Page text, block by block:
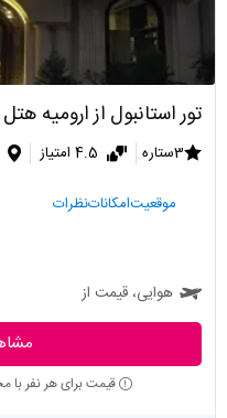
تور استانبول از ارومیه
3ستاره 4.5 امتیاز
موقعیتامکاناتنظرات
هوایی، قیمت از
قیمت برای هر نفر